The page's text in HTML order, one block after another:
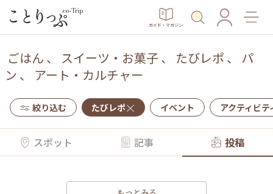
ガイド・マガジン
ごはん 、 スイーツ・お菓子、 たびレポ 、 パ
ン 、 アート・カルチャー
絞り込む たびレポ イベント アクティビテ
スポット 記事 投稿